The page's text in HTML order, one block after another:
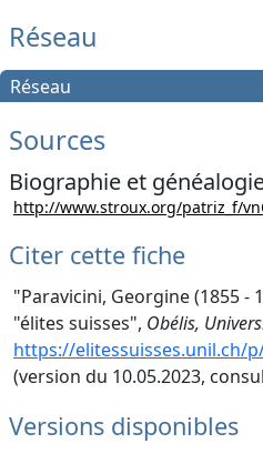
Réseau
Réseau
Sources
Biographie et
http://www.stroux.org/patriz_f/
Citer cette fiche
"Paravicini, Georgine (1855 -
"élites suisses", Obélis,
https://elitessuisses.unil.ch/
(version du 10.05.2023,
Versions disponibles